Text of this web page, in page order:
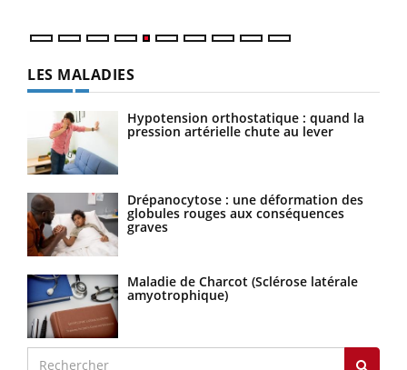
LES MALADIES
Hypotension orthostatique : quand la
pression artérielle chute au lever
Drépanocytose : une déformation des
globules rouges aux conséquences
graves
Maladie de Charcot (Sclérose latérale
amyotrophique)